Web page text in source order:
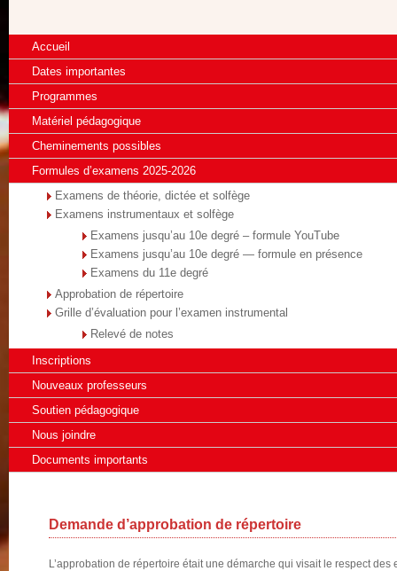
Accueil
Dates importantes
Programmes
Matériel pédagogique
Cheminements possibles
Formules d’examens 2025-2026
Examens de théorie, dictée et solfège
Examens instrumentaux et solfège
Examens jusqu’au 10e degré – formule YouTube
Examens jusqu’au 10e degré — formule en présence
Examens du 11e degré
Approbation de répertoire
Grille d’évaluation pour l’examen instrumental
Relevé de notes
Inscriptions
Nouveaux professeurs
Soutien pédagogique
Nous joindre
Documents importants
Demande d’approbation de répertoire
L’approbation de répertoire était une démarche qui visait le respect